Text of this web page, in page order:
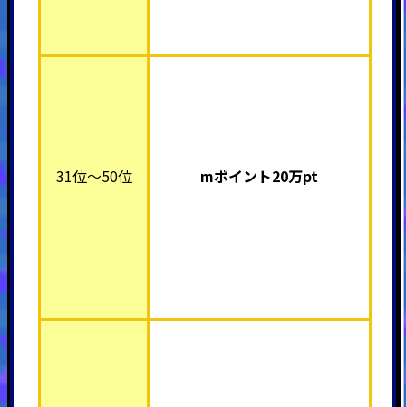
31位～50位 mポイント20万pt